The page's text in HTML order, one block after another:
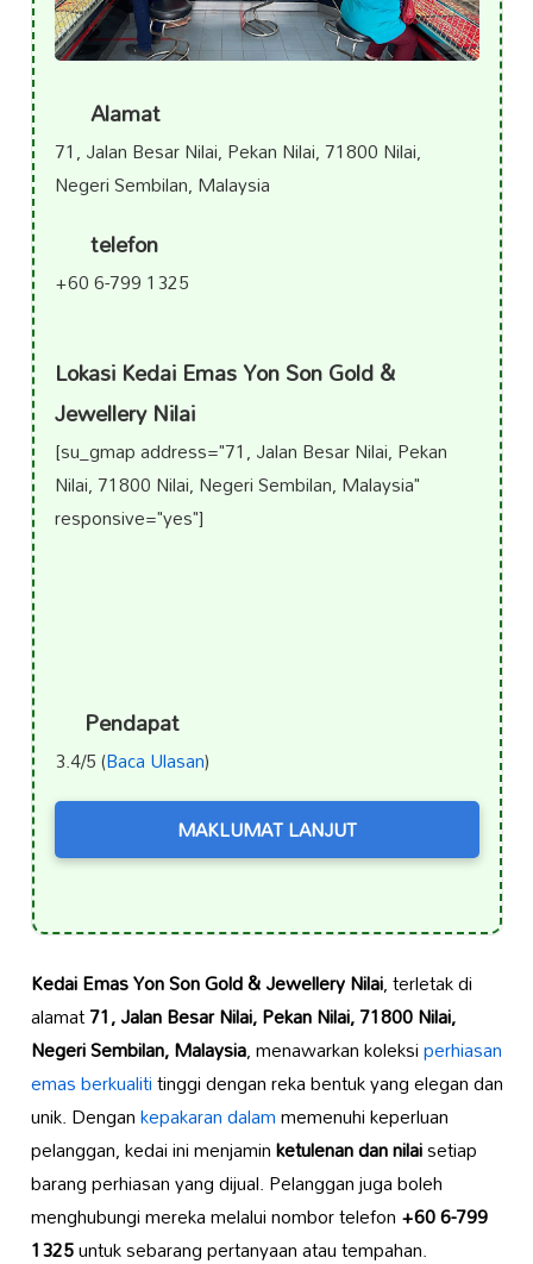
Alamat
71, Jalan Besar Nilai, Pekan Nilai, 71800 Nilai,
Negeri Sembilan, Malaysia
telefon
+60 6-799 1325
Lokasi Kedai Emas Yon Son Gold &
Jewellery Nilai
[su_gmap address="71, Jalan Besar Nilai, Pekan
Nilai, 71800 Nilai, Negeri Sembilan, Malaysia"
responsive="yes"]
Pendapat
3.4/5 (Baca Ulasan)
MAKLUMAT LANJUT
Kedai Emas Yon Son Gold & Jewellery Nilai, terletak di
alamat71, Jalan Besar Nilai, Pekan Nilai, 71800 Nilai,
Negeri Sembilan, Malaysia, menawarkan koleksiperhiasan
emas berkualititinggi dengan reka bentuk yang elegan dan
unik. Dengankepakaran dalammemenuhi keperluan
pelanggan, kedai ini menjaminketulenan dan nilaisetiap
barang perhiasan yang dijual. Pelanggan juga boleh
menghubungi mereka melalui nombor telefon+60 6-799
1325untuk sebarang pertanyaan atau tempahan.